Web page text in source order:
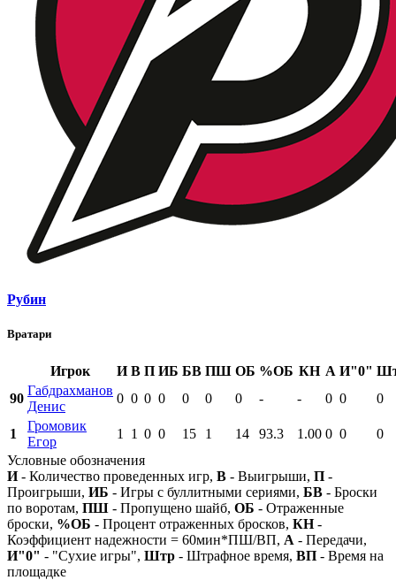
Рубин
Вратари
Игрок И В П ИБ БВ ПШ ОБ %ОБ КН А И"0"
90
Габдрахманов
Денис
0 0 0 0 0 0 0 - - 0 0 0
1
Громовик
Егор
1 1 0 0 15 1 14 93.3 1.00 0 0
0
Условные обозначения
И- Количество проведенных игр, В - Выигрыши, П -
Проигрыши, ИБ - Игры с буллитными сериями, БВ - Броски
по воротам, ПШ - Пропущено шайб, ОБ - Отраженные
броски, %ОБ - Процент отраженных бросков, КН-
Коэффициент надежности = 60мин*ПШ/ВП, А - Передачи,
И"0" - "Сухие игры", Штр - Штрафное время, ВП - Время на
площадке